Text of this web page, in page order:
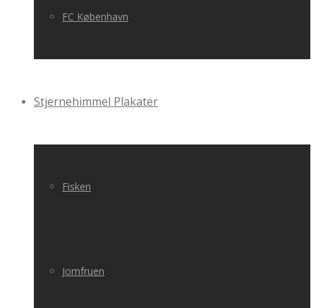
FC København
Stjernehimmel Plakater
Fisken
Jomfruen